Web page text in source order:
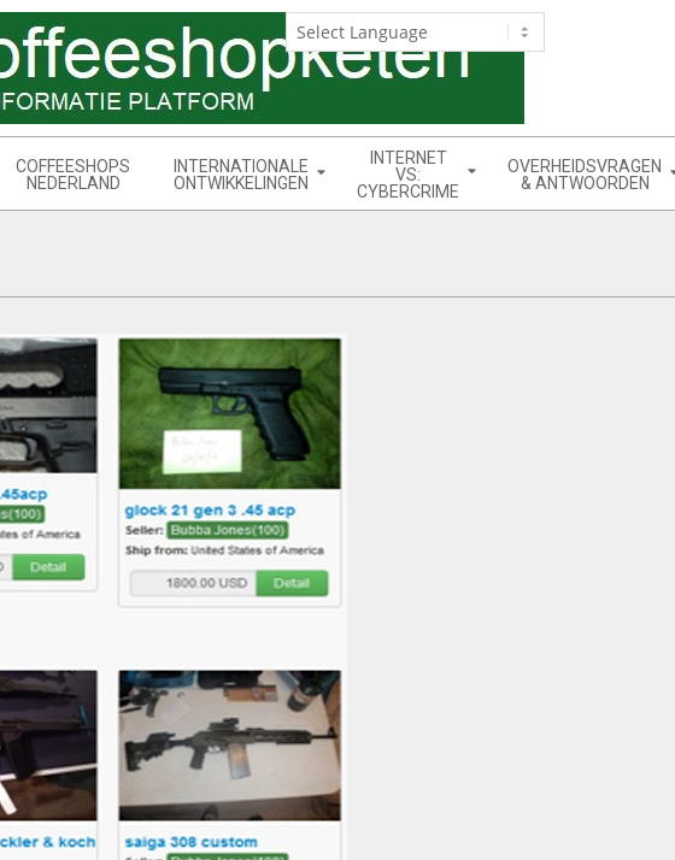
COFFEESHOPS
NEDERLAND
INTERNATIONALE
ONTWIKKELINGEN
INTERNET
VS:
CYBERCRIME
OVERHEIDSVRAGEN
& ANTWOORDEN